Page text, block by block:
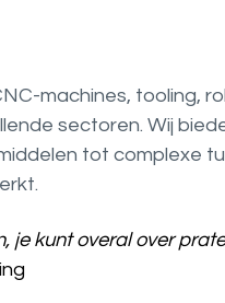
machines, tooling,
sectoren. Wij
tot complexe
je kunt overal over